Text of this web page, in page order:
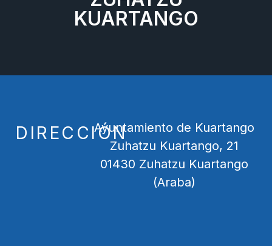
KUARTANGO
DIRECCIÓNAyuntamiento de Kuartango
Zuhatzu Kuartango, 21
01430 Zuhatzu Kuartango
(Araba)